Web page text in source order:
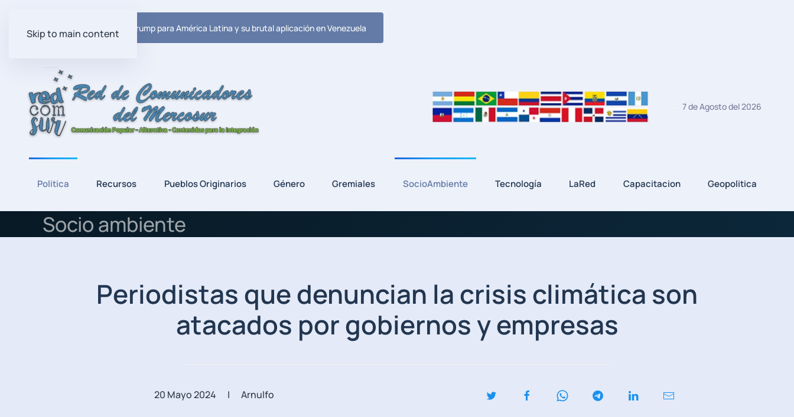
Skip to main content
Ultima Noticia: El plan de Trump para América Latina y su brutal aplicación en Venezuela
7 de Agosto del 2026
Politica Recursos Pueblos Originarios Género Gremiales SocioAmbiente Tecnología LaRed Capacitacion Geopolitica
Socio ambiente
Periodistas que denuncian la crisis climática son
atacados por gobiernos y empresas
20 Mayo 2024 | Arnulfo